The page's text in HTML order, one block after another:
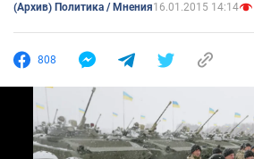
(Архив) Политика / Мнения16.01.2015 14:14
808